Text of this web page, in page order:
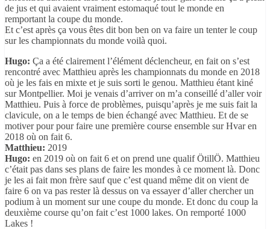
de jus et qui avaient vraiment estomaqué tout le monde en
remportant la coupe du monde.
Et c’est après ça vous êtes dit bon ben on va faire un tenter le coup
sur les championnats du monde voilà quoi.
Hugo: Ça a été clairement l’élément déclencheur, en fait on s’est
rencontré avec Matthieu après les championnats du monde en 2018
où je les fais en mixte et je suis sorti le genou. Matthieu étant kiné
sur Montpellier. Moi je venais d’arriver on m’a conseillé d’aller voir
Matthieu. Puis à force de problèmes, puisqu’après je me suis fait la
clavicule, on a le temps de bien échangé avec Matthieu. Et de se
motiver pour pour faire une première course ensemble sur Hvar en
2018 où on fait 6.
Matthieu: 2019
Hugo: en 2019 où on fait 6 et on prend une qualif ÖtillÖ. Matthieu
c’était pas dans ses plans de faire les mondes à ce moment là. Donc
je les ai fait mon frère sauf que c’est quand même dit on vient de
faire 6 on va pas rester là dessus on va essayer d’aller chercher un
podium à un moment sur une coupe du monde. Et donc du coup la
deuxième course qu’on fait c’est 1000 lakes. On remporté 1000
Lakes !